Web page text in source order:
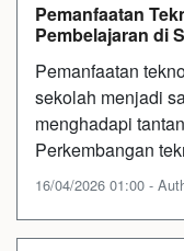
Pemanfaatan
Pembelajaran di
Pemanfaatan
sekolah menjadi
menghadapi
Perkembangan
16/04/2026 01:00 -